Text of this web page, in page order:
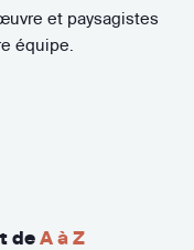
et paysagistes
équipe.
de A à Z